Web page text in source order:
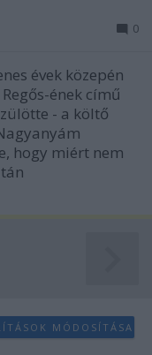
0
évek közepén
ének című
- a költő
hogy miért nem
MÓDOSÍTÁSA